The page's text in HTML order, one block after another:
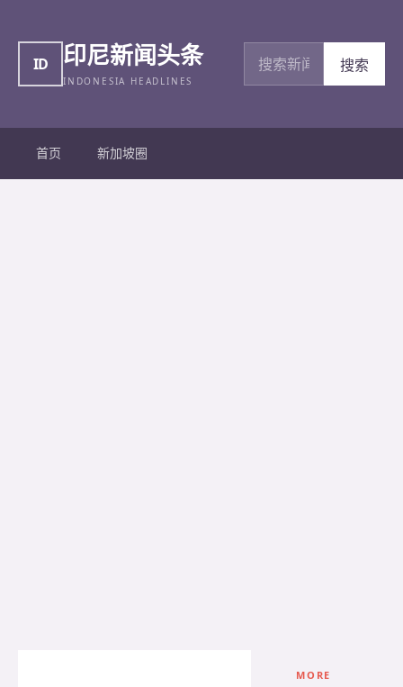
ID 印尼新闻头条
INDONESIA HEADLINES
搜索新闻
搜索
首页 新加坡圈
MORE